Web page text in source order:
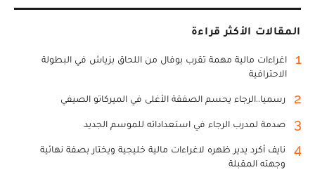
المقالات الأكثر قراءة
1
اغراءات مالية مهمة تقرب بوفال من اللحاق بزياش في البطولة
الاحترافية
2 رسميا..الرجاء يحسم الصفقة الأغلى في الميركاتو الصيفي
3 صدمة لمدرب الرجاء في استعداداته للموسم الجديد
4
نايف أكرد يدير ظهره لاغراءات مالية خليجية ويختار بصفة نهائية
وجهته المقبلة